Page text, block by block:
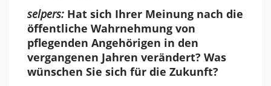
selpers: Hat sich Ihrer Meinung nach die
öffentliche Wahrnehmung von
pflegenden Angehörigen in den
vergangenen Jahren verändert? Was
wünschen Sie sich für die Zukunft?